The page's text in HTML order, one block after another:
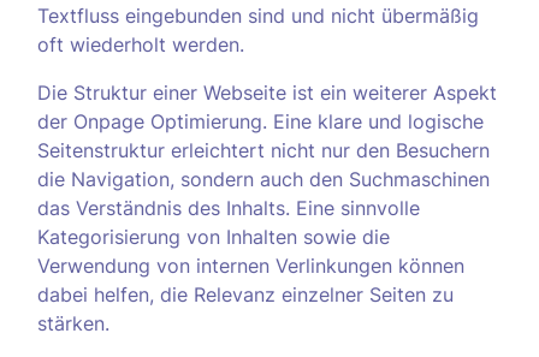
Textfluss eingebunden sind und nicht übermäßig
oft wiederholt werden.
Die Struktur einer Webseite ist ein weiterer Aspekt
der Onpage Optimierung. Eine klare und logische
Seitenstruktur erleichtert nicht nur den Besuchern
die Navigation, sondern auch den Suchmaschinen
das Verständnis des Inhalts. Eine sinnvolle
Kategorisierung von Inhalten sowie die
Verwendung von internen Verlinkungen können
dabei helfen, die Relevanz einzelner Seiten zu
stärken.